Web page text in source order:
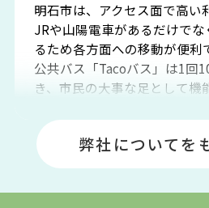
明石市は、アクセス面で高い
JRや山陽電車があるだけで
るため各方面への移動が便利
公共バス「Tacoバス」は1回
き、市民の大事な足として機
場や釣りスポットが多くあり
駅」周辺には、ビブレ・イオ
い物施設も多くあり、買い
弊社についてを